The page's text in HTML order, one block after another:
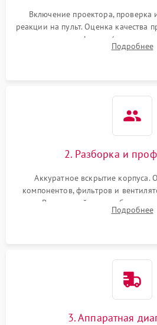
Проблемы с
масштабированием
Включение проектора,
реакции на пульт. Оценка качества
наличия артефактов (точки,
системы охлаждения по уровню
Подробнее
2. Разборка и
Аккуратное вскрытие корпуса.
компонентов, фильтров и
пыли. Визуальный осмотр блока
материнской платы на наличие
Подробнее
3. Аппаратная